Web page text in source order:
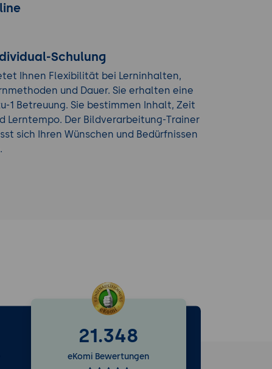
Schulung
Ihnen Flexibilität bei Lerninhalten,
und Dauer. Sie erhalten eine
1 Betreuung. Sie bestimmen Inhalt, Zeit
Lerntempo. Der Bildverarbeitung-Trainer
sich Ihren Wünschen und Bedürfnissen
21.348
eKomi Bewertungen